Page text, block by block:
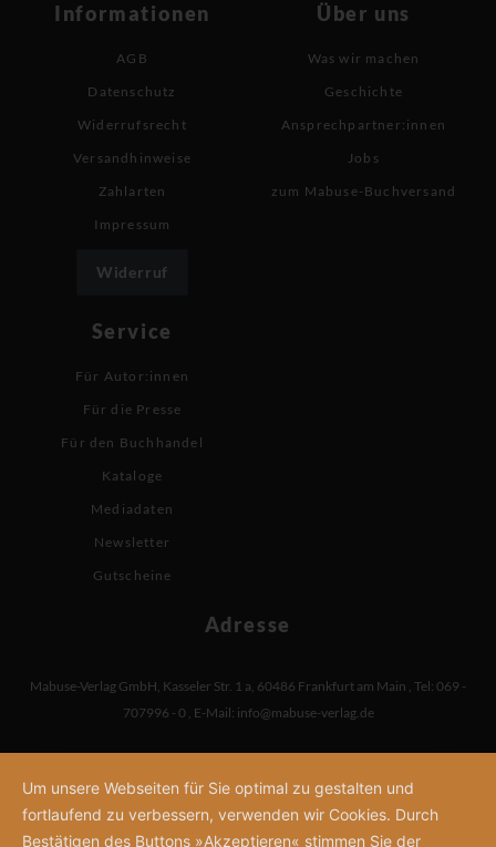
Informationen
AGB
Datenschutz
Widerrufsrecht
Versandhinweise
Zahlarten
Impressum
Widerruf
Über uns
Was wir machen
Geschichte
Ansprechpartner:innen
Jobs
zum Mabuse-Buchversand
Service
Für Autor:innen
Für die Presse
Für den Buchhandel
Kataloge
Mediadaten
Newsletter
Gutscheine
Adresse
Mabuse-Verlag GmbH, Kasseler Str. 1 a, 60486 Frankfurt am Main , Tel: 069 -
707996 - 0 , E-Mail: info@mabuse-verlag.de
Um unsere Webseiten für Sie optimal zu gestalten und
fortlaufend zu verbessern, verwenden wir Cookies. Durch
Bestätigen des Buttons »Akzeptieren« stimmen Sie der